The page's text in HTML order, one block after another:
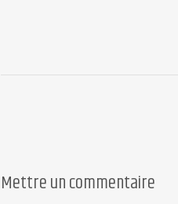
Mettre un commentaire